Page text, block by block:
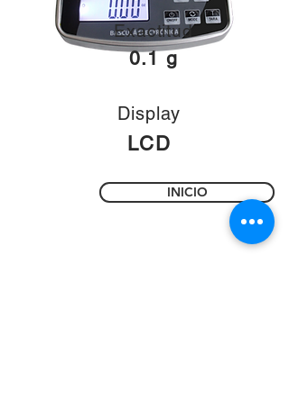
Exactitud
0.1 g
Display
LCD
INICIO